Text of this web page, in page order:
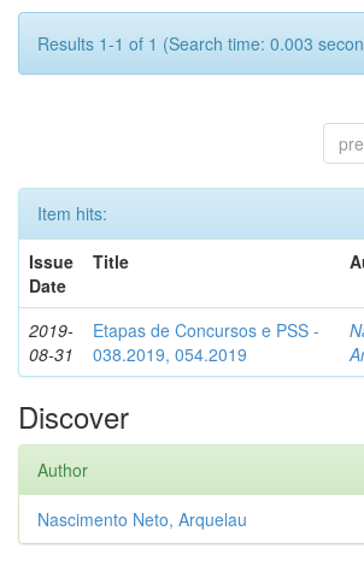
Results 1-1 of 1 (Search time: 0.003
Item hits:
Issue
Date
Title
2019-
08-31
Etapas de Concursos e PSS -
038.2019, 054.2019
Discover
Author
Nascimento Neto, Arquelau